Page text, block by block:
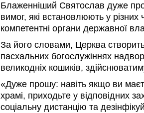
Блаженніший Святослав дуже
вимог, які встановлюють у різних
компетентні органи державної
За його словами, Церква
пасхальних богослужіннях
великодніх кошиків,
«Дуже прошу: навіть якщо ви
храмі, приходьте у відповідних
соціальну дистанцію та